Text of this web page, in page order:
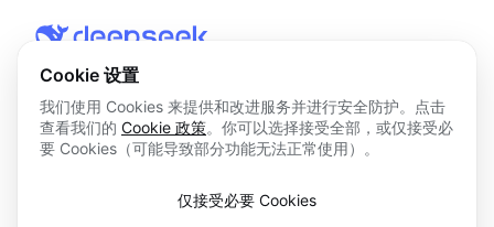
© 2026 杭州深度求索人工智能基础技术研究有限公司 版权所
浙ICP备2023025841号
Cookie 设置
我们使用 Cookies 来提供和改进服务并进行安全防护。点击
查看我们的 Cookie 政策。你可以选择接受全部，或仅接受必
要 Cookies（可能导致部分功能无法正常使用）。
仅接受必要 Cookies